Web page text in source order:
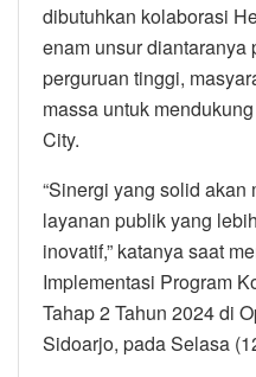
dibutuhkan kolaborasi
enam unsur diantaranya
perguruan tinggi,
massa untuk
City.
“Sinergi yang solid
layanan publik yang
inovatif,” katanya saat
Implementasi Program
Tahap 2 Tahun 2024 di
Sidoarjo, pada Selasa